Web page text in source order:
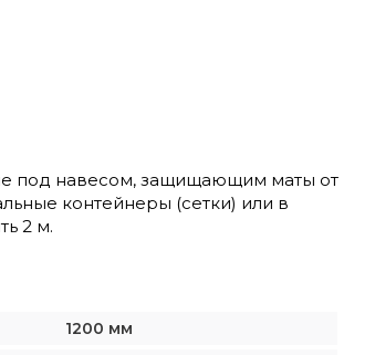
под навесом, защищающим маты от
контейнеры (сетки) или в
2 м.
1200 мм